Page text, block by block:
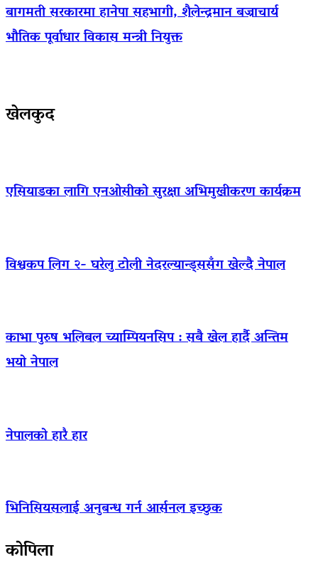
बागमती सरकारमा हानेपा सहभागी, शैलेन्द्रमान बज्राचार्य
भौतिक पूर्वाधार विकास मन्त्री नियुक्त
खेलकुद
एसियाडका लागि एनओसीको सुरक्षा अभिमुखीकरण कार्यक्रम
विश्वकप लिग २- घरेलु टोली नेदरल्यान्ड्ससँग खेल्दै नेपाल
काभा पुरुष भलिबल च्याम्पियनसिप : सबै खेल हार्दै अन्तिम
भयो नेपाल
नेपालको हारै हार
भिनिसियसलाई अनुबन्ध गर्न आर्सनल इच्छुक
कोपिला